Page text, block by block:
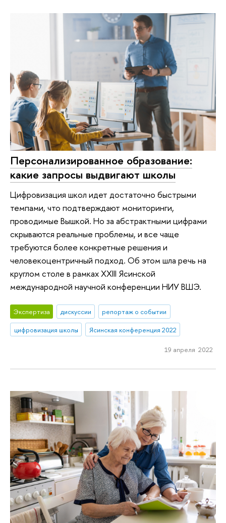
Персонализированное образование:
какие запросы выдвигают школы
Цифровизация школ идет достаточно быстрыми
темпами, что подтверждают мониторинги,
проводимые Вышкой. Но за абстрактными цифрами
скрываются реальные проблемы, и все чаще
требуются более конкретные решения и
человекоцентричный подход. Об этом шла речь на
круглом столе в рамках XXIII Ясинской
международной научной конференции НИУ ВШЭ.
Экспертиза дискуссии
репортаж о событии
цифровизация школы
Ясинская конференция 2022
19 апреля 2022